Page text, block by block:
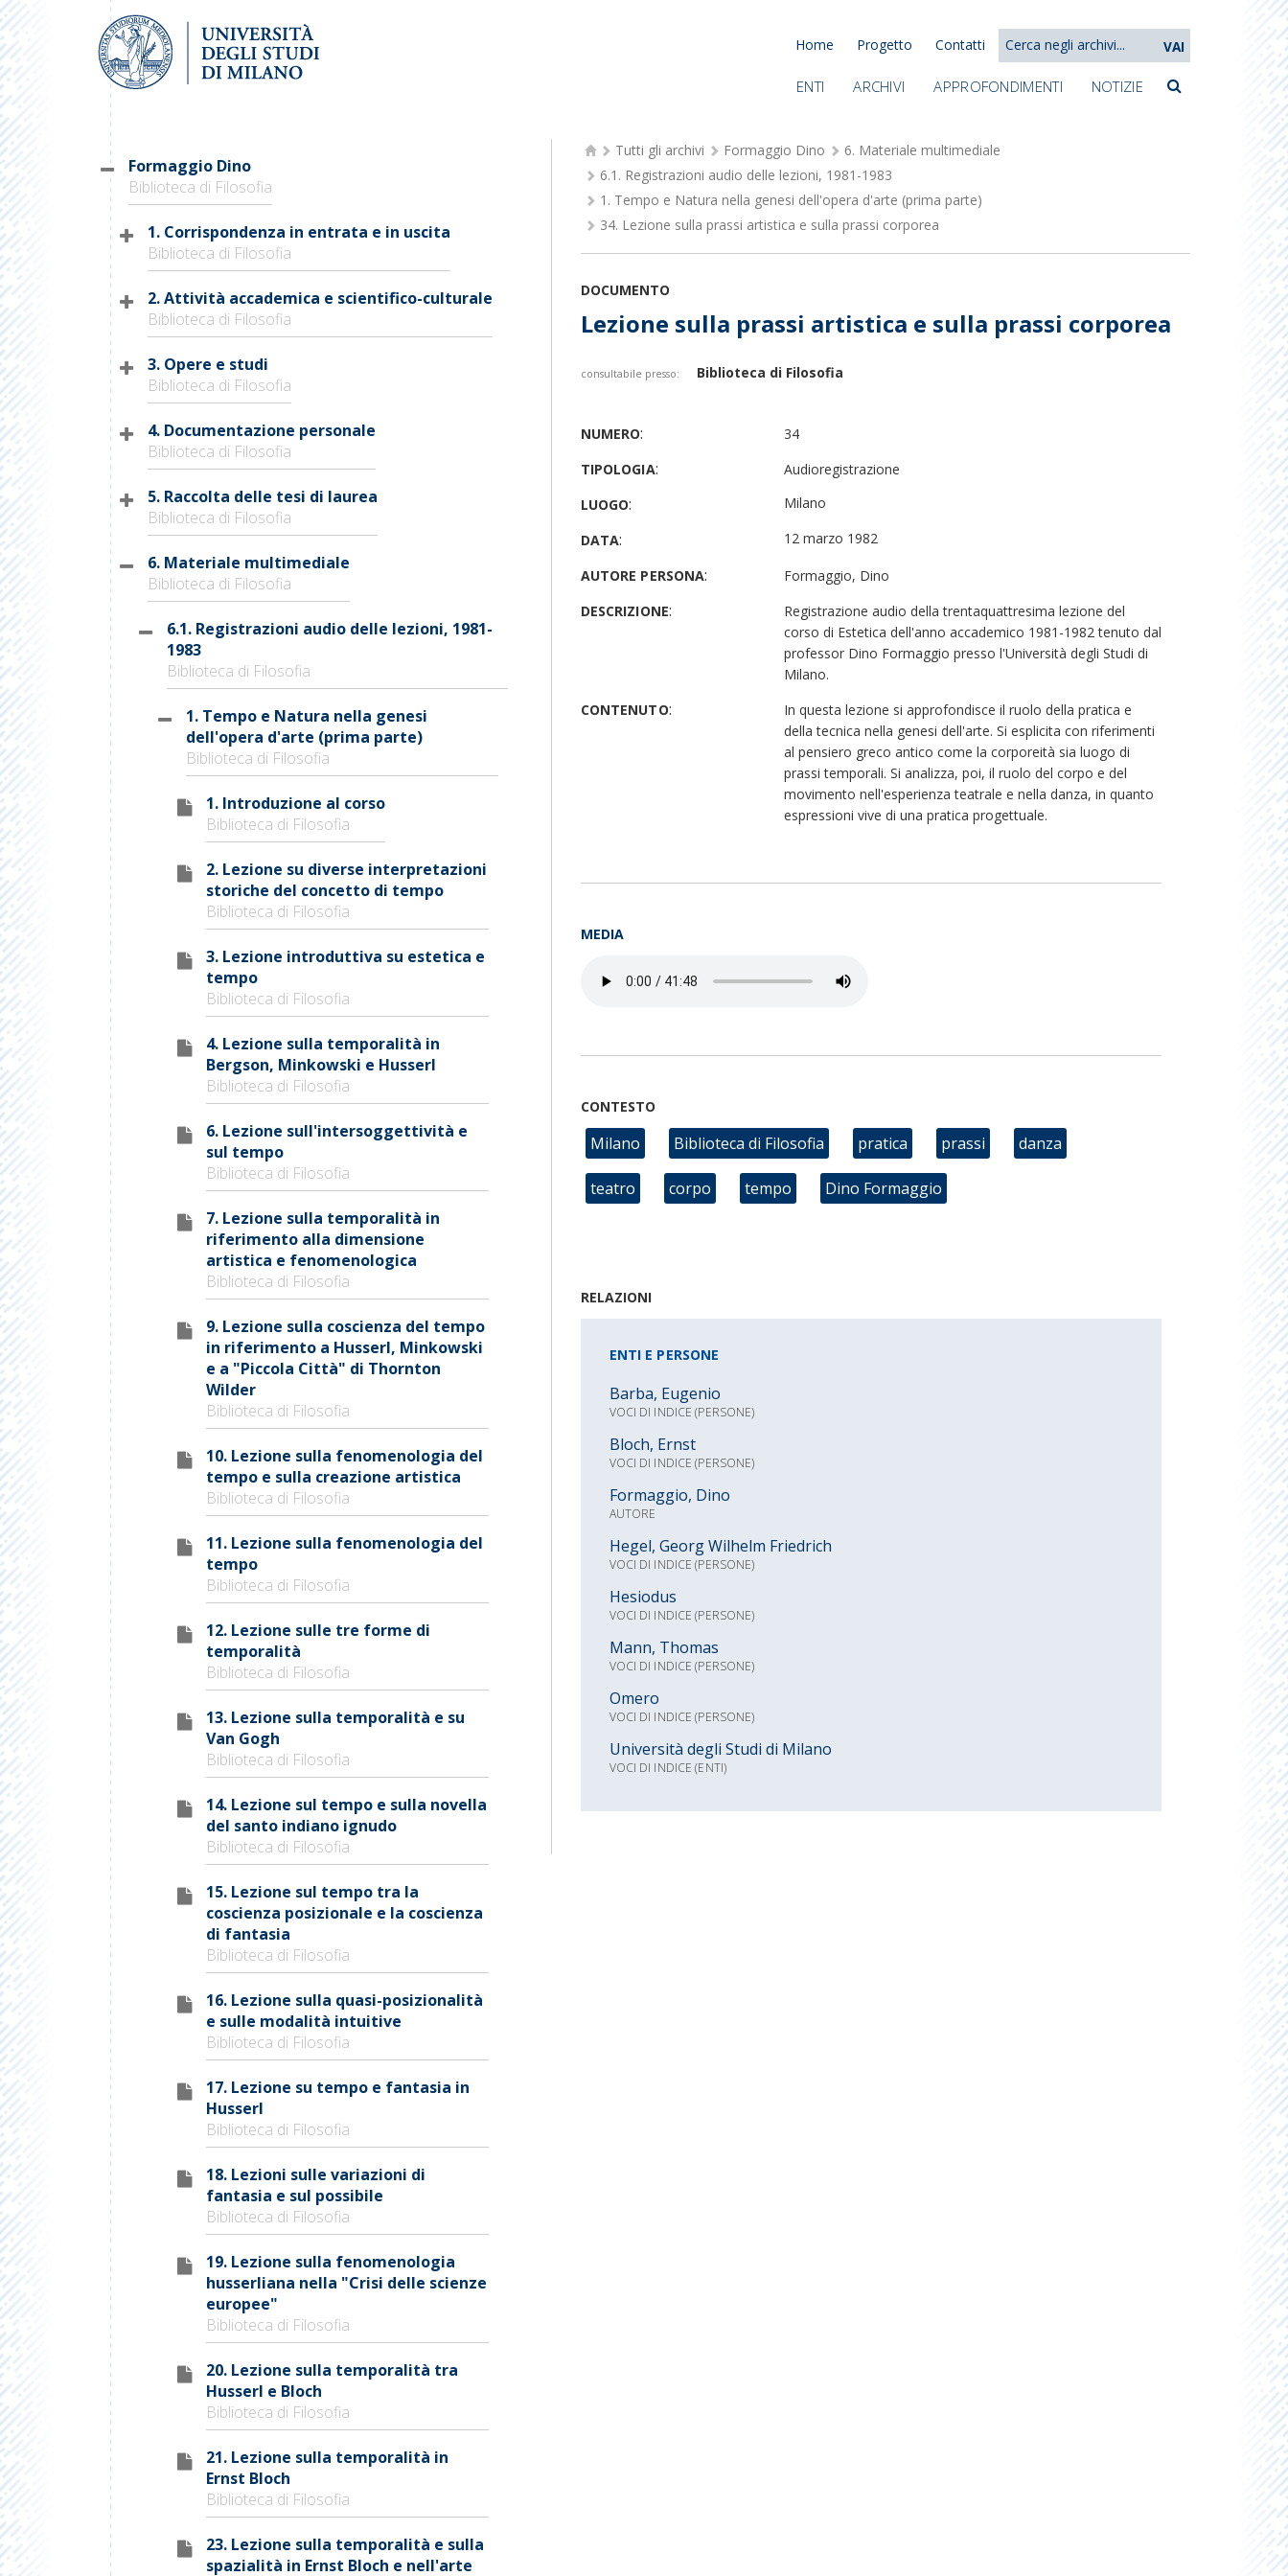
Home Progetto Contatti VAI
ENTI ARCHIVI APPROFONDIMENTI NOTIZIE
Tutti gli archivi Formaggio Dino 6. Materiale multimediale
6.1. Registrazioni audio delle lezioni, 1981-1983
1. Tempo e Natura nella genesi dell'opera d'arte (prima parte)
34. Lezione sulla prassi artistica e sulla prassi corporea
DOCUMENTO
Lezione sulla prassi artistica e sulla prassi corporea
consultabile presso: Biblioteca di Filosofia
NUMERO:
34
TIPOLOGIA:
Audioregistrazione
LUOGO: Milano
DATA: 12 marzo 1982
AUTORE PERSONA:
Formaggio, Dino
DESCRIZIONE:
Registrazione audio della trentaquattresima lezione del
corso di Estetica dell'anno accademico 1981-1982 tenuto dal
professor Dino Formaggio presso l'Università degli Studi di
Milano.
CONTENUTO:
In questa lezione si approfondisce il ruolo della pratica e
della tecnica nella genesi dell'arte. Si esplicita con riferimenti
al pensiero greco antico come la corporeità sia luogo di
prassi temporali. Si analizza, poi, il ruolo del corpo e del
movimento nell'esperienza teatrale e nella danza, in quanto
espressioni vive di una pratica progettuale.
MEDIA
CONTESTO
Milano Biblioteca di Filosofia pratica prassi danza
teatro corpo tempo Dino Formaggio
RELAZIONI
ENTI E PERSONE
Barba, Eugenio
VOCI DI INDICE (PERSONE)
Bloch, Ernst
VOCI DI INDICE (PERSONE)
Formaggio, Dino
AUTORE
Hegel, Georg Wilhelm Friedrich
VOCI DI INDICE (PERSONE)
Hesiodus
VOCI DI INDICE (PERSONE)
Mann, Thomas
VOCI DI INDICE (PERSONE)
Omero
VOCI DI INDICE (PERSONE)
Università degli Studi di Milano
VOCI DI INDICE (ENTI)
Formaggio Dino
Biblioteca di Filosofia
1. Corrispondenza in entrata e in uscita
Biblioteca di Filosofia
2. Attività accademica e scientifico-culturale
Biblioteca di Filosofia
3. Opere e studi
Biblioteca di Filosofia
4. Documentazione personale
Biblioteca di Filosofia
5. Raccolta delle tesi di laurea
Biblioteca di Filosofia
6. Materiale multimediale
Biblioteca di Filosofia
6.1. Registrazioni audio delle lezioni, 1981-
1983
Biblioteca di Filosofia
1. Tempo e Natura nella genesi
dell'opera d'arte (prima parte)
Biblioteca di Filosofia
1. Introduzione al corso
Biblioteca di Filosofia
2. Lezione su diverse interpretazioni
storiche del concetto di tempo
Biblioteca di Filosofia
3. Lezione introduttiva su estetica e
tempo
Biblioteca di Filosofia
4. Lezione sulla temporalità in
Bergson, Minkowski e Husserl
Biblioteca di Filosofia
6. Lezione sull'intersoggettività e
sul tempo
Biblioteca di Filosofia
7. Lezione sulla temporalità in
riferimento alla dimensione
artistica e fenomenologica
Biblioteca di Filosofia
9. Lezione sulla coscienza del tempo
in riferimento a Husserl, Minkowski
e a "Piccola Città" di Thornton
Wilder
Biblioteca di Filosofia
10. Lezione sulla fenomenologia del
tempo e sulla creazione artistica
Biblioteca di Filosofia
11. Lezione sulla fenomenologia del
tempo
Biblioteca di Filosofia
12. Lezione sulle tre forme di
temporalità
Biblioteca di Filosofia
13. Lezione sulla temporalità e su
Van Gogh
Biblioteca di Filosofia
14. Lezione sul tempo e sulla novella
del santo indiano ignudo
Biblioteca di Filosofia
15. Lezione sul tempo tra la
coscienza posizionale e la coscienza
di fantasia
Biblioteca di Filosofia
16. Lezione sulla quasi-posizionalità
e sulle modalità intuitive
Biblioteca di Filosofia
17. Lezione su tempo e fantasia in
Husserl
Biblioteca di Filosofia
18. Lezioni sulle variazioni di
fantasia e sul possibile
Biblioteca di Filosofia
19. Lezione sulla fenomenologia
husserliana nella "Crisi delle scienze
europee"
Biblioteca di Filosofia
20. Lezione sulla temporalità tra
Husserl e Bloch
Biblioteca di Filosofia
21. Lezione sulla temporalità in
Ernst Bloch
Biblioteca di Filosofia
23. Lezione sulla temporalità e sulla
spazialità in Ernst Bloch e nell'arte